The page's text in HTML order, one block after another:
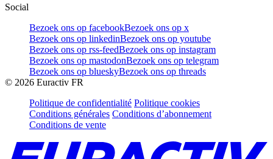
Social
Bezoek ons op facebookBezoek ons op x
Bezoek ons op linkedinBezoek ons op youtube
Bezoek ons op rss-feedBezoek ons op instagram
Bezoek ons op mastodonBezoek ons op telegram
Bezoek ons op blueskyBezoek ons op threads
© 2026 Euractiv FR
Politique de confidentialité Politique cookies
Conditions générales Conditions d’abonnement
Conditions de vente